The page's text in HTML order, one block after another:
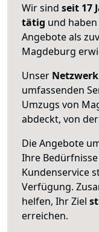
Wir sind seit 17
tätig und
Angebote als
Magdeburg
Unser Netzwerk
umfassenden
Umzugs von
abdeckt, von
Die Angebote
Ihre
Kundenservice
Verfügung.
helfen, Ihr Ziel
erreichen.